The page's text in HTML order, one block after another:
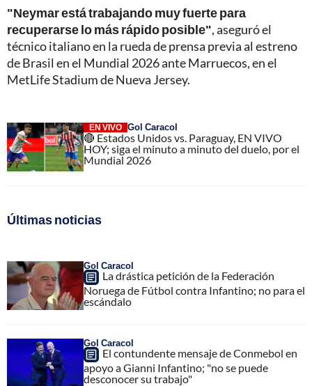
"Neymar está trabajando muy fuerte para
recuperarse lo más rápido posible", aseguró el
técnico italiano en la rueda de prensa previa al estreno
de Brasil en el Mundial 2026 ante Marruecos, en el
MetLife Stadium de Nueva Jersey.
EN VIVO Gol Caracol
🔴 Estados Unidos vs. Paraguay, EN VIVO
HOY; siga el minuto a minuto del duelo, por el
Mundial 2026
Últimas noticias
Gol Caracol
La drástica petición de la Federación
Noruega de Fútbol contra Infantino; no para el
escándalo
Gol Caracol
El contundente mensaje de Conmebol en
apoyo a Gianni Infantino; "no se puede
desconocer su trabajo"